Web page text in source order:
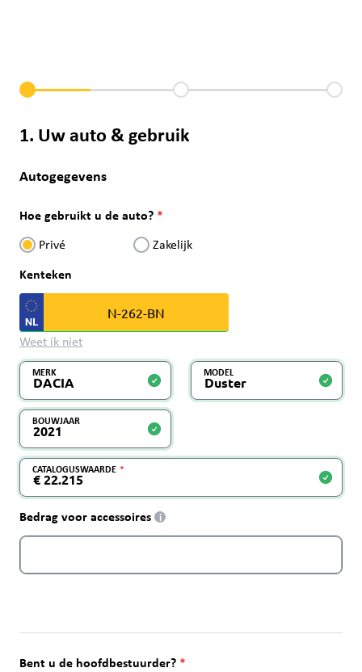
1. Uw auto & gebruik
Autogegevens
Hoe gebruikt u de auto?
Privé Zakelijk
Kenteken
Weet ik niet
MERK MODEL
BOUWJAAR
CATALOGUSWAARDE
Bedrag voor accessoires i
Bent u de hoofdbestuurder?